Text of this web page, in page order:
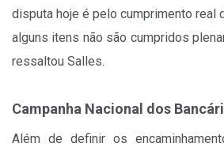
disputa hoje é pelo cumprimento real
alguns itens não são cumpridos
ressaltou Salles.
Campanha Nacional dos
Além de definir os